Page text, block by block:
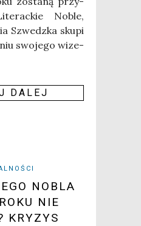
Noble,
Szwedz­ka sku­pi
swo­je­go wize­
DALEJ
NOBLA
NIE
KRYZYS